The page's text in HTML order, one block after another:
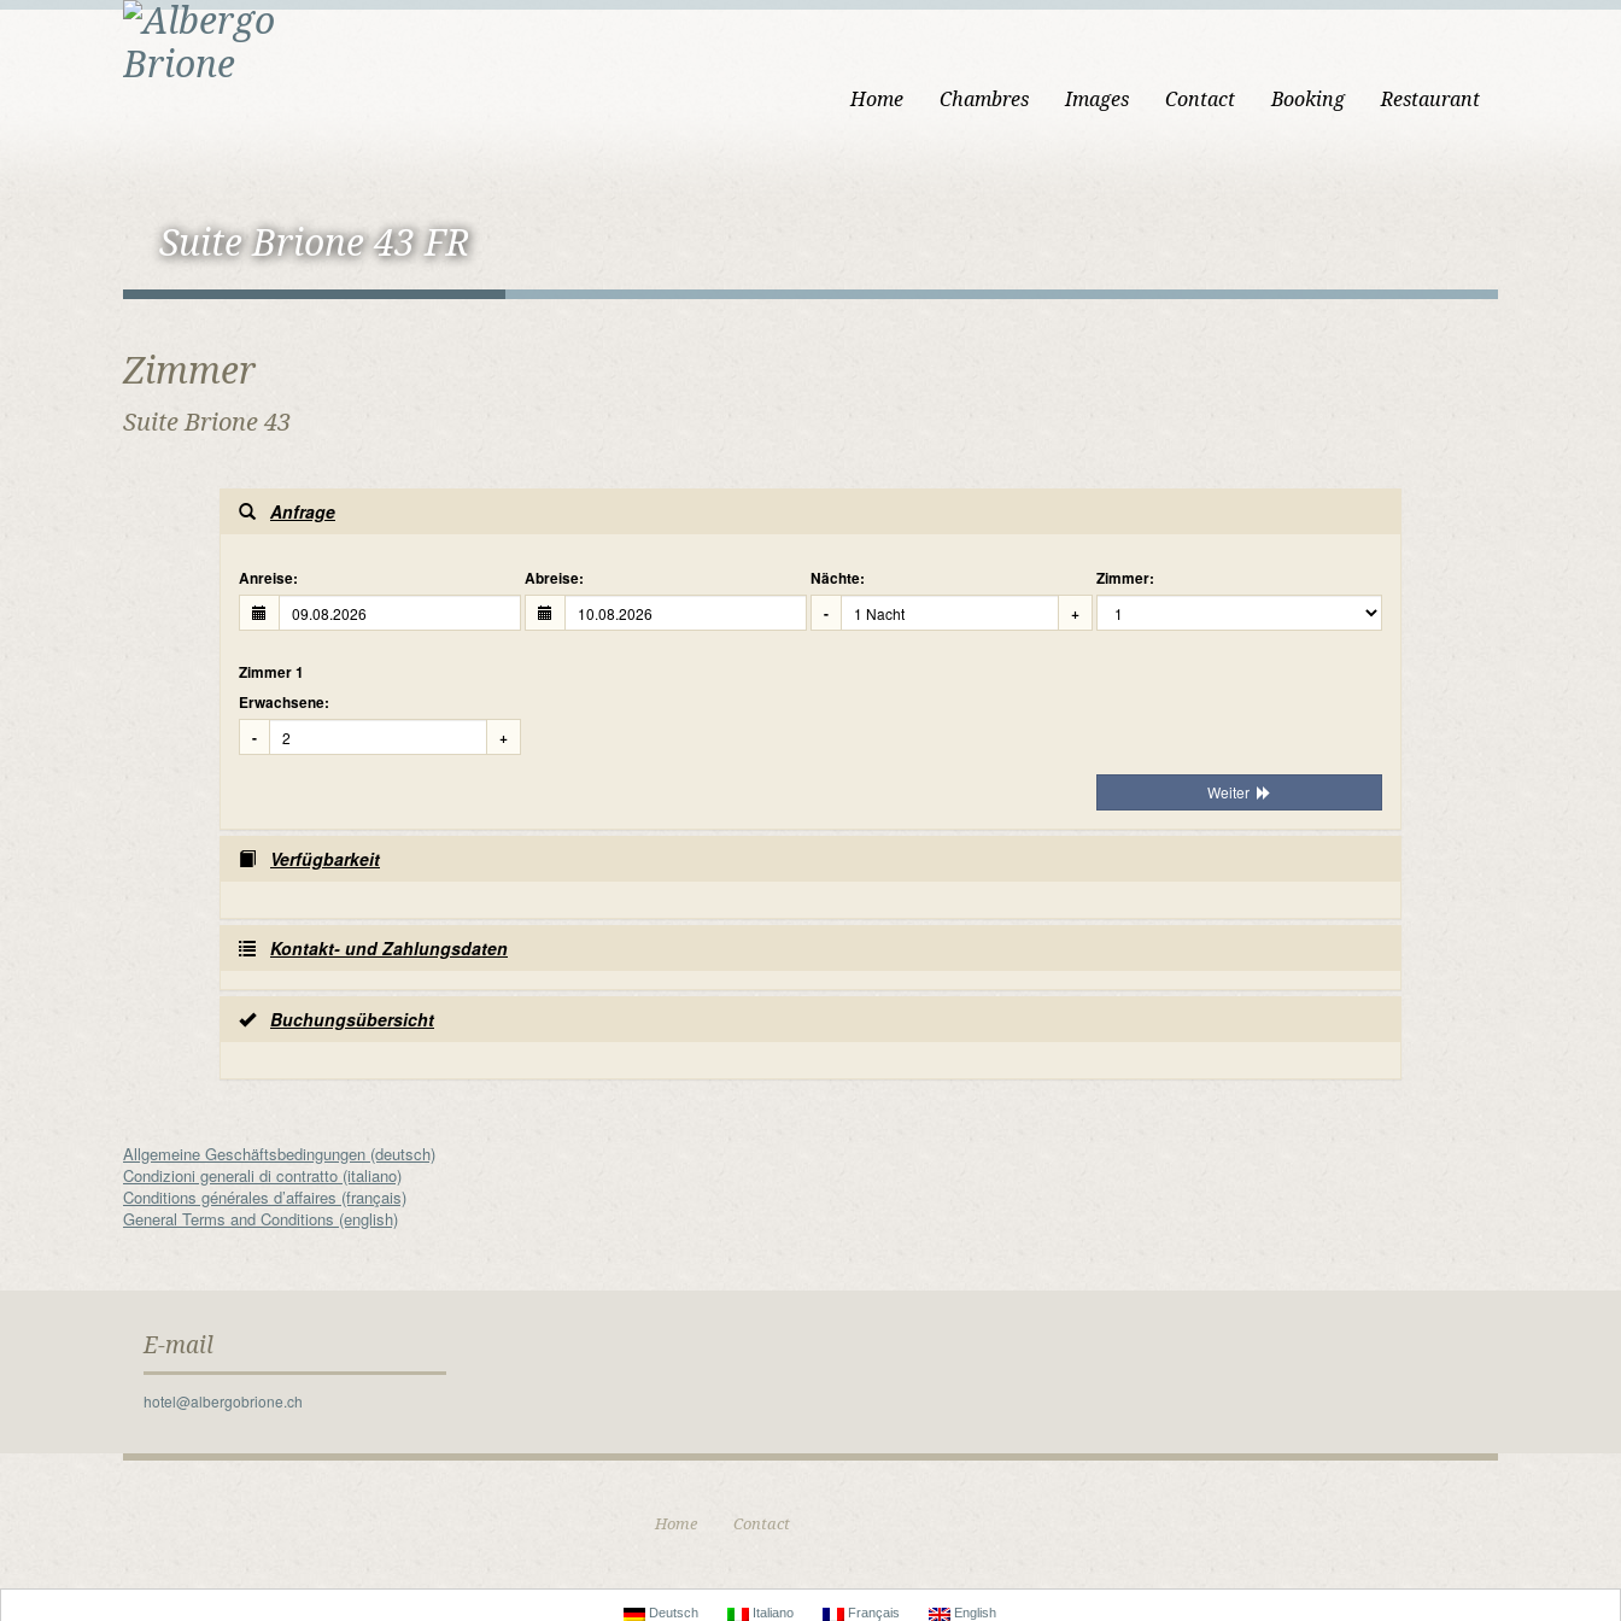
Home Chambres Images Contact Booking Restaurant
Suite Brione 43 FR
Zimmer
Suite Brione 43
Anfrage
Anreise: Abreise: Nächte:
- +
Zimmer:
Zimmer 1
Erwachsene:
- +
Weiter
Verfügbarkeit
Kontakt- und Zahlungsdaten
Buchungsübersicht
Allgemeine Geschäftsbedingungen (deutsch)
Condizioni generali di contratto (italiano)
Conditions générales d’affaires (français)
General Terms and Conditions (english)
E-mail
hotel@albergobrione.ch
Home Contact
Deutsch Italiano Français English